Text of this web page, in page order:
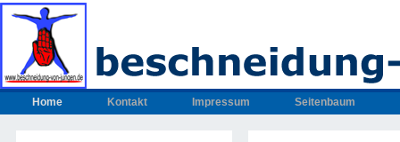
Home Kontakt Impressum Seitenbaum